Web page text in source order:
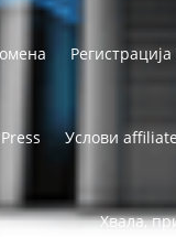
Услови
Хвала,